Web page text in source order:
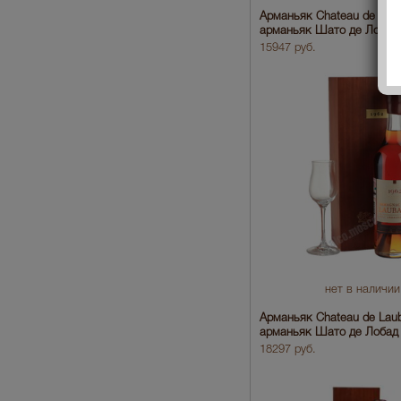
Арманьяк Chateau de
арманьяк Шато де Лобад
15947 руб.
нет в наличии
Арманьяк Chateau de
арманьяк Шато де Лобад
18297 руб.